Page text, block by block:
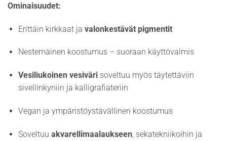
Ominaisuudet:
Erittäin kirkkaat ja valonkestävät pigmentit
Nestemäinen koostumus – suoraan käyttövalmis
Vesiliukoinen vesivärisoveltuu myös täytettäviin
sivellinkyniin ja kalligrafiateriin
Vegan ja ympäristöystävällinen koostumus
Soveltuu akvarellimaalaukseen , sekatekniikoihin ja